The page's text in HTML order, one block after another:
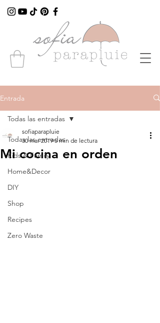
Entrada
Todas las entradas
Kids & Family
Home&Decor
DIY
Shop
Recipes
Zero Waste
Todas las entradas
Mi cocina en orden
sofiaparapluie
30 mar 2019 5 min de lectura